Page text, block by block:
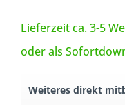
Lieferzeit ca. 3-5
oder als
Weiteres direkt